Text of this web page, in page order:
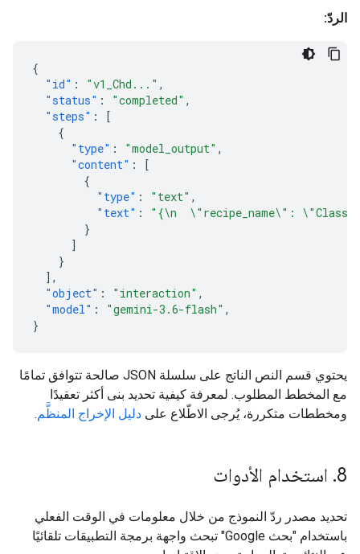
الردّ:
{
"id" : "v1_Chd..." ,
"status" : "completed" ,
"steps" :
[
{
"type" : "model_output" ,
"content" :
[
{
"type" : "text" ,
"text" :
"{\n  \"recipe_name\":
}
]
}
],
"object" : "interaction" ,
"model" : "gemini-3.6-flash" ,
}
يحتوي قسم النص الناتج على سلسلة JSON صالحة تتوافق تمامًا
مع المخطط المطلوب. لمعرفة كيفية تحديد بنى أكثر تعقيدًا
ومخططات متكررة، يُرجى الاطّلاع على دليل الإخراج المنظَّم.
8
. استخدام الأدوات
تحديد مصدر ردّ النموذج من خلال معلومات في الوقت الفعلي
باستخدام "بحث Google" تبحث واجهة برمجة التطبيقات تلقائيًا